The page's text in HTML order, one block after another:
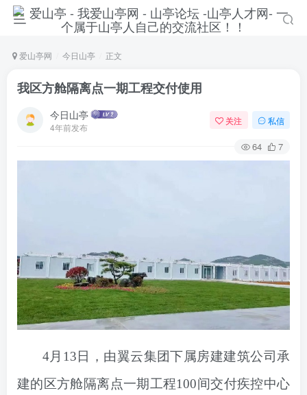
爱山亭网 今日山亭 正文
我区方舱隔离点一期工程交付使用
今日山亭
4年前发布
关注 私信
64 7
4月13日，由翼云集团下属房建建筑公司承
建的区方舱隔离点一期工程100间交付疾控中心